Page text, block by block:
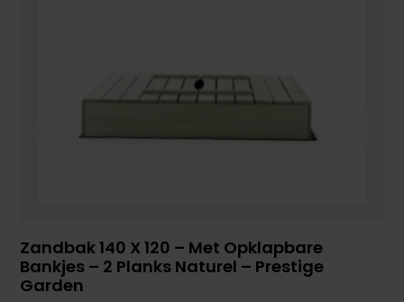
Zandbak 140 X 120 – Met Opklapbare
Bankjes – 2 Planks Naturel – Prestige
Garden